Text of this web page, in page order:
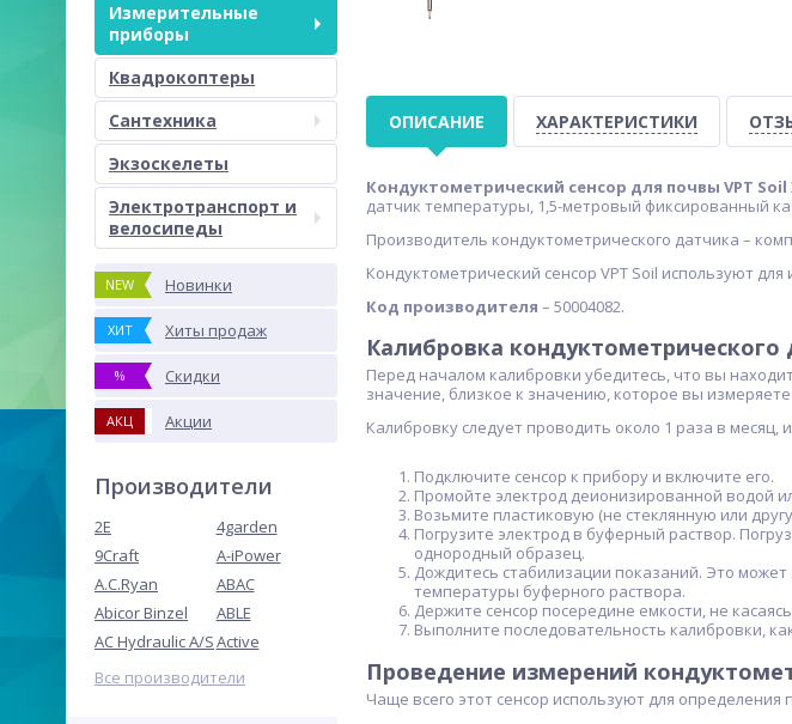
Измерительные
приборы
Квадрокоптеры
Сантехника
Экзоскелеты
Электротранспорт и
велосипеды
NEW Новинки
ХИТ Хиты продаж
% Скидки
АКЦ Акции
Производители
2E
4garden
9Craft
A-iPower
A.C.Ryan
ABAC
Abicor Binzel
ABLE
AC Hydraulic A/SActive
Все производители
ОПИСАНИЕ ХАРАКТЕРИСТИКИ
Кондуктометрический сенсор для почвы VPT
датчик температуры, 1,5-метровый фиксированный
Производитель кондуктометрического датчика –
Кондуктометрический сенсор VPT Soil используют
Код производителя – 50004082.
Калибровка кондуктометрического
Перед началом калибровки убедитесь, что вы
значение, близкое к значению, которое вы измеряете.
Калибровку следует проводить около 1 раза в
Подключите сенсор к прибору и включите его.
Промойте электрод деионизированной водой
Возьмите пластиковую (не стеклянную или
Погрузите электрод в буферный раствор.
однородный образец.
Дождитесь стабилизации показаний. Это может
температуры буферного раствора.
Держите сенсор посередине емкости, не
Выполните последовательность калибровки,
Проведение измерений
Чаще всего этот сенсор используют для определения